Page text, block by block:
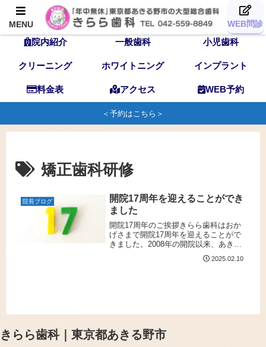
TOP 歯科医師 スタッフ
院内紹介 一般歯科 小児歯科
クリーニング ホワイトニング インプラント
料金表 アクセス WEB予約
＜予約はこちら＞
矯正歯科研修
院長ブログ
開院17周年を迎えることができ
ました
開院17周年のご挨拶きらら歯科はおか
げさまで開院17周年を迎えることがで
きました。2008年の開院以来、あきる
野市・東京多摩地域の皆様に支えら
れ、「なるべく痛みがなく」「保険診
2025.02.10
きらら歯科｜東京都あきる野市
MENU WEB問診